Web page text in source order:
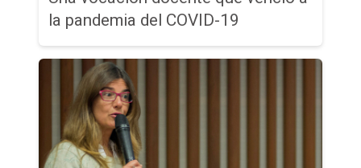
la pandemia del COVID-19